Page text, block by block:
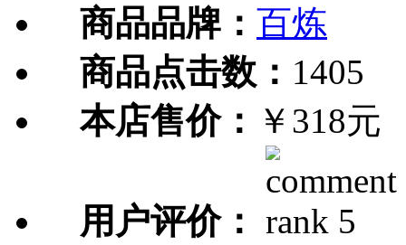
商品品牌： 百炼
商品点击数： 1405
本店售价： ￥318元
用户评价：